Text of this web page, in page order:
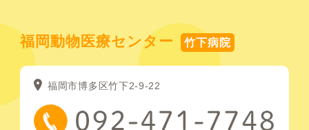
福岡動物医療センター 竹下病院
福岡市博多区竹下2-9-22